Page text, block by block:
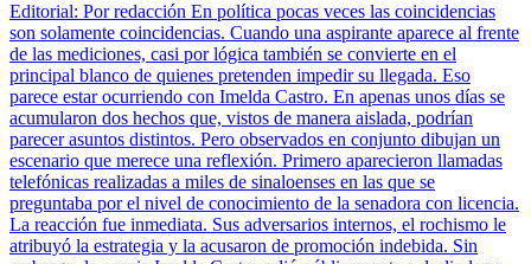
Editorial: Por redacción En política pocas veces las coincidencias
son solamente coincidencias. Cuando una aspirante aparece al frente
de las mediciones, casi por lógica también se convierte en el
principal blanco de quienes pretenden impedir su llegada. Eso
parece estar ocurriendo con Imelda Castro. En apenas unos días se
acumularon dos hechos que, vistos de manera aislada, podrían
parecer asuntos distintos. Pero observados en conjunto dibujan un
escenario que merece una reflexión. Primero aparecieron llamadas
telefónicas realizadas a miles de sinaloenses en las que se
preguntaba por el nivel de conocimiento de la senadora con licencia.
La reacción fue inmediata. Sus adversarios internos, el rochismo le
atribuyó la estrategia y la acusaron de promoción indebida. Sin